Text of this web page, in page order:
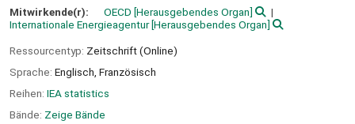
Mitwirkende(r): OECD [Herausgebendes Organ]
Internationale Energieagentur[Herausgebendes Organ]
Ressourcentyp: Zeitschrift (Online)
Sprache: Englisch Französisch
Reihen: IEA statistics
Bände: Zeige Bände